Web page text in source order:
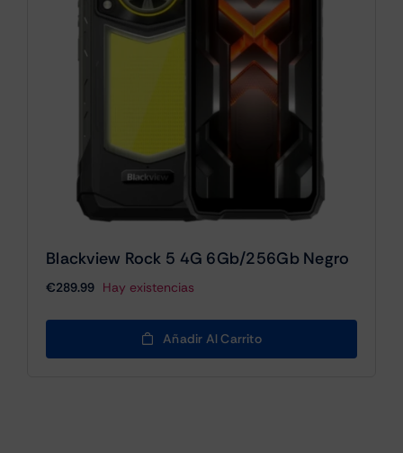
Blackview Rock 5 4G 6Gb/256Gb Negro
€289.99 Hay existencias
Añadir Al Carrito